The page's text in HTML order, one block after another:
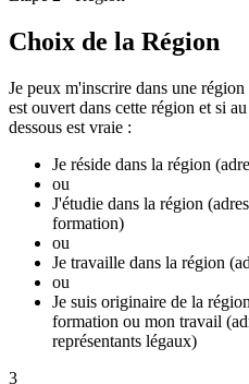
Choix de la Région
Je peux m'inscrire dans une
est ouvert dans cette région et si
dessous est vraie :
Je réside dans la région
ou
J'étudie dans la région
formation)
ou
Je travaille dans la région
ou
Je suis originaire de la
formation ou mon travail
représentants légaux)
3